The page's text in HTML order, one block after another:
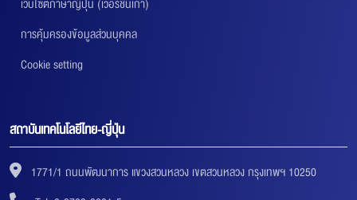
เว็บไซต์ภาษาญี่ปุ่น (เวอร์ชันเก่า)
การคุ้มครองข้อมูลส่วนบุคคล
Cookie setting
สถาบันเทคโนโลยีไทย-ญี่ปุ่น
1771/1 ถนนพัฒนาการ แขวงสวนหลวง เขตสวนหลวง กรุงเทพฯ 10250